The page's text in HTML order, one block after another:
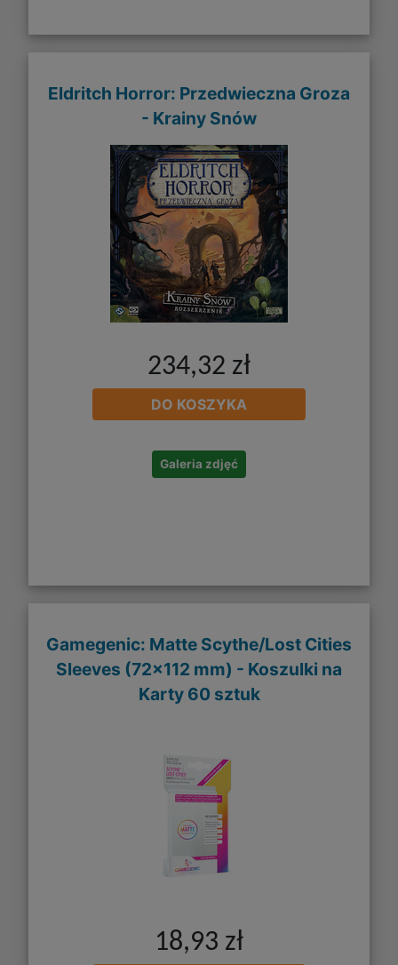
Eldritch Horror: Przedwieczna Groza
- Krainy Snów
234,32 zł
DO KOSZYKA
Galeria zdjęć
Gamegenic: Matte Scythe/Lost Cities
Sleeves (72x112 mm) - Koszulki na
Karty 60 sztuk
18,93 zł